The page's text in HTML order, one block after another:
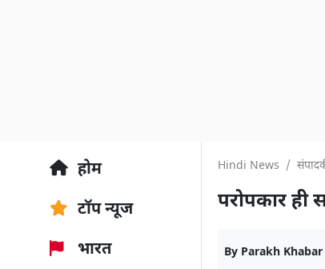
होम
टॉप न्यूज
भारत
Hindi News
परोपकार ही
By Parakh Khabar